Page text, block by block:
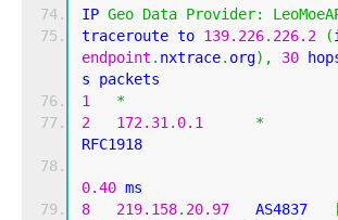
IP Geo Data Provider:
traceroute to 139.226. 226.2 (
endpoint . nxtrace. org), 30
s packets
1
*
2
172.31 . 0.1
*
RFC1918
0.40 ms
8
219.158. 20.97
   AS4837